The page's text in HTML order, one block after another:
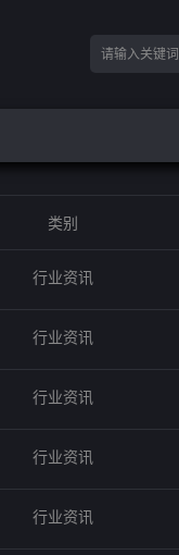
类别
行业资讯
行业资讯
行业资讯
行业资讯
行业资讯